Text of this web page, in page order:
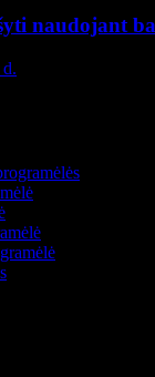
naudojant